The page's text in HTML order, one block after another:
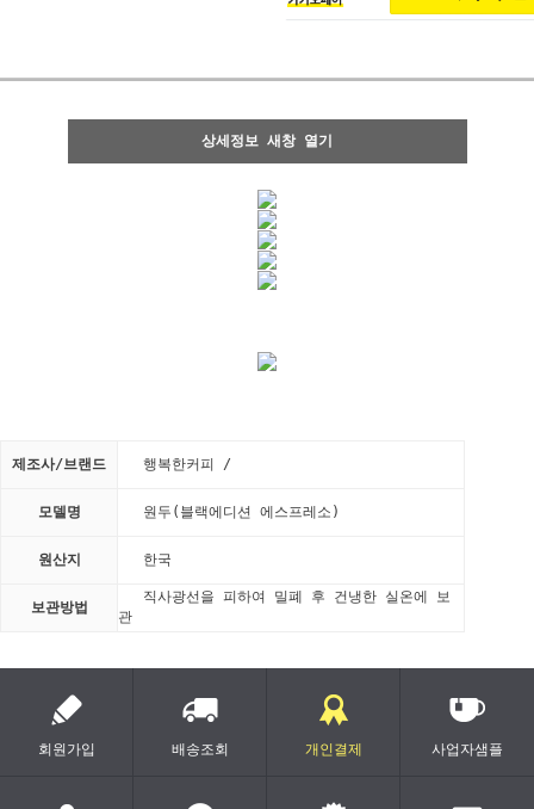
상세정보 새창 열기
제조사/브랜드 행복한커피 /
모델명 원두(블랙에디션 에스프레소)
원산지 한국
보관방법
직사광선을 피하여 밀폐 후 건냉한 실온에 보
관
회원가입 배송조회 개인결제 사업자샘플